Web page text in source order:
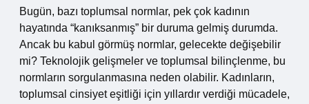
Bugün, bazı toplumsal normlar, pek çok kadının
hayatında “kanıksanmış” bir duruma gelmiş durumda.
Ancak bu kabul görmüş normlar, gelecekte değişebilir
mi? Teknolojik gelişmeler ve toplumsal bilinçlenme, bu
normların sorgulanmasına neden olabilir. Kadınların,
toplumsal cinsiyet eşitliği için yıllardır verdiği mücadele,